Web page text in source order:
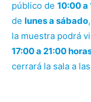
público de 10:00 a
de lunes a sábado
la muestra podrá
17:00 a 21:00
cerrará la sala a